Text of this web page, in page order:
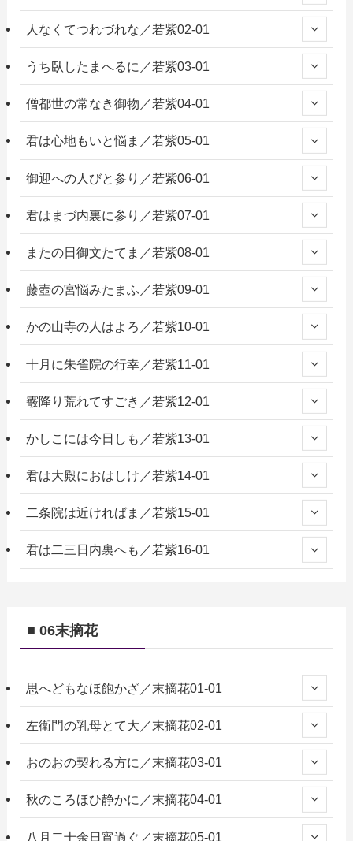
人なくてつれづれな／若紫02-01
うち臥したまへるに／若紫03-01
僧都世の常なき御物／若紫04-01
君は心地もいと悩ま／若紫05-01
御迎への人びと参り／若紫06-01
君はまづ内裏に参り／若紫07-01
またの日御文たてま／若紫08-01
藤壺の宮悩みたまふ／若紫09-01
かの山寺の人はよろ／若紫10-01
十月に朱雀院の行幸／若紫11-01
霰降り荒れてすごき／若紫12-01
かしこには今日しも／若紫13-01
君は大殿におはしけ／若紫14-01
二条院は近ければま／若紫15-01
君は二三日内裏へも／若紫16-01
■ 06末摘花
思へどもなほ飽かざ／末摘花01-01
左衛門の乳母とて大／末摘花02-01
おのおの契れる方に／末摘花03-01
秋のころほひ静かに／末摘花04-01
八月二十余日宵過ぐ／末摘花05-01